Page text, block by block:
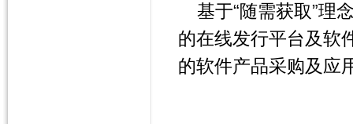
基于“随需获取”理
的在线发行平台及软
的软件产品采购及应